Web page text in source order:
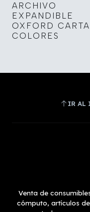
ARCHIVO
EXPANDIBLE
OXFORD CARTA
COLORES
IR AL
Venta de
cómputo, artículos